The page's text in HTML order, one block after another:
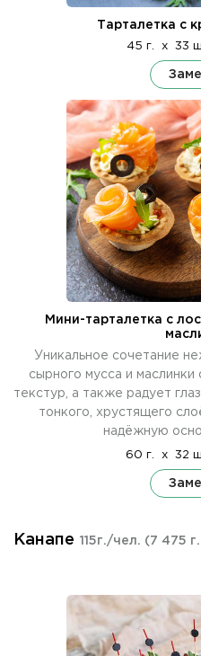
Тарталетка с
45 г. x 33
Мини-тарталетка с
Уникальное сочетание
сырного мусса и маслинки
текстур, а также радует
тонкого, хрустящего
надёжную
60 г. x 32
Канапе 115г./чел. (7 475